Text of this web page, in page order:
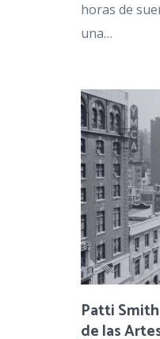
horas de
una…
Patti
de las